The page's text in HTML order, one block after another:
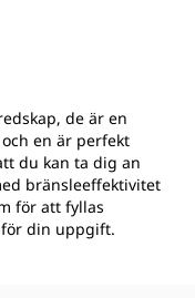
de är en
en är perfekt
du kan ta dig an
bränsleeffektivitet
för att fyllas
för din uppgift.